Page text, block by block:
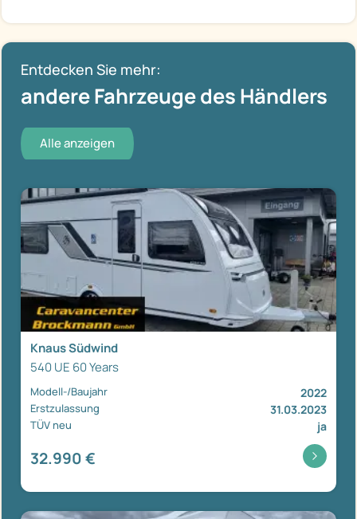
Entdecken Sie mehr:
andere Fahrzeuge des Händlers
Alle anzeigen
Knaus Südwind
540 UE 60 Years
Modell-/Baujahr 2022
Erstzulassung 31.03.2023
TÜV neu ja
32.990 €